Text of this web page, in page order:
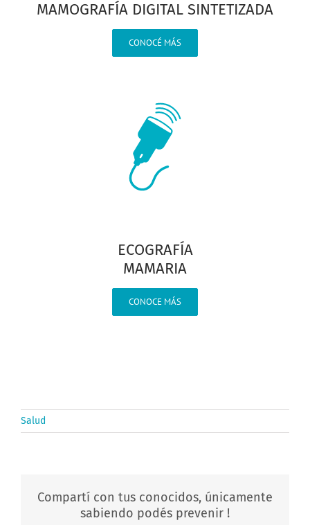
MAMOGRAFÍA DIGITAL SINTETIZADA
CONOCÉ MÁS
ECOGRAFÍA
MAMARIA
CONOCE MÁS
Salud
Compartí con tus conocidos, únicamente
sabiendo podés prevenir !